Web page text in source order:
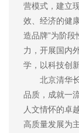
营模式，建立
效、经济的健
造品牌”为阶
力，开展国内
学，以科技创
北京清华
品质，成就一
人文情怀的卓
高质量发展为